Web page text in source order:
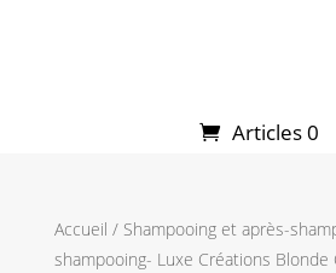
Articles 0
Accueil / Shampooing et après-
shampooing- Luxe Créations Blonde